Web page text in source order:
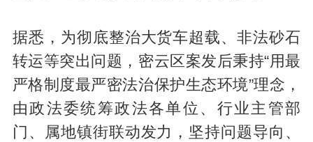
据悉，为彻底整治大货车超载、非法砂石
转运等突出问题，密云区案发后秉持“用最
严格制度最严密法治保护生态环境”理念，
由政法委统筹政法各单位、行业主管部
门、属地镇街联动发力，坚持问题导向、